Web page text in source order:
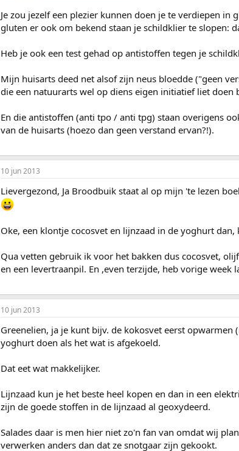
Je zou jezelf een plezier kunnen doen je te verdiepen
gluten er ook om bekend staan je schildklier te slopen:
Heb je ook een test gehad op antistoffen tegen je
Mijn huisarts deed net alsof zijn neus bloedde ("geen
die een natuurarts wel op diens eigen initiatief liet doen
En die antistoffen (anti tpo / anti tpg) staan overigens
van de huisarts (hoezo dan geen verstand ervan?!).
10 jun 2013
Lievergezond, Ja Broodbuik staat al op mijn 'te lezen
Oke, een klontje cocosvet en lijnzaad in de yoghurt dan,
Qua vetten gebruik ik voor het bakken dus cocosvet,
en een levertraanpil. En ,even terzijde, heb vorige week
10 jun 2013
Greenelien, ja je kunt bijv. de kokosvet eerst opwarmen
yoghurt doen als het wat is afgekoeld.
Dat eet wat makkelijker.
Lijnzaad kun je het beste heel kopen en dan in een
zijn de goede stoffen in de lijnzaad al geoxydeerd.
Salades daar is men hier niet zo'n fan van omdat wij
verwerken anders dan dat ze snotgaar zijn gekookt.